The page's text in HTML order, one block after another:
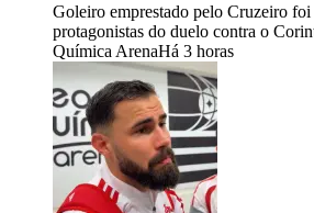
Goleiro emprestado pelo Cruzeiro foi
protagonistas do duelo contra o
Química ArenaHá 3 horas